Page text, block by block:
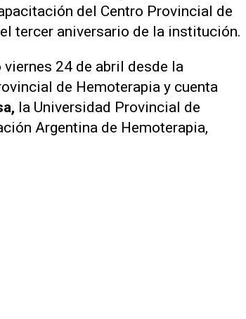
del Centro Provincial de
tercer aniversario de la institución.
24 de abril desde la
de Hemoterapia y cuenta
la Universidad Provincial de
Argentina de Hemoterapia,